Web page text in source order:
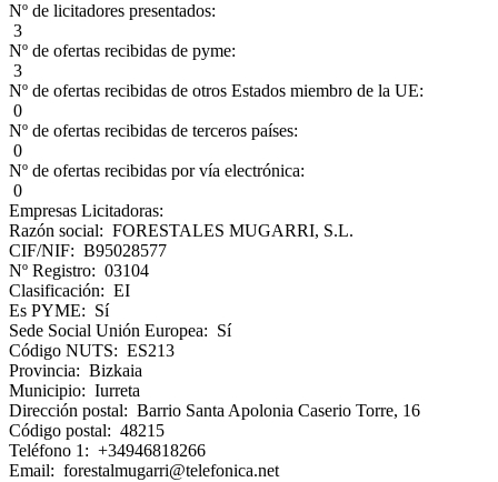
Nº de licitadores presentados:
3
Nº de ofertas recibidas de pyme:
3
Nº de ofertas recibidas de otros Estados miembro de la UE:
0
Nº de ofertas recibidas de terceros países:
0
Nº de ofertas recibidas por vía electrónica:
0
Empresas Licitadoras:
Razón social: FORESTALES MUGARRI, S.L.
CIF/NIF: B95028577
Nº Registro: 03104
Clasificación: EI
Es PYME: Sí
Sede Social Unión Europea: Sí
Código NUTS: ES213
Provincia: Bizkaia
Municipio: Iurreta
Dirección postal: Barrio Santa Apolonia Caserio Torre, 16
Código postal: 48215
Teléfono 1: +34946818266
Email: forestalmugarri@telefonica.net